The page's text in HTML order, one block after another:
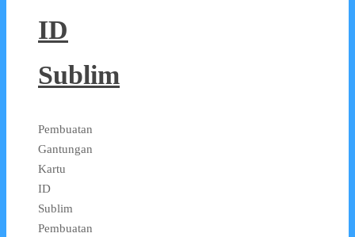
ID
Sublim
Pembuatan
Gantungan
Kartu
ID
Sublim
Pembuatan